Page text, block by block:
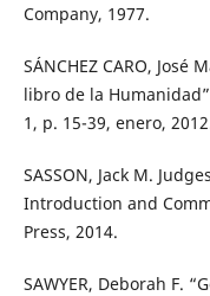
Company, 1977.
SÁNCHEZ CARO,
libro de la
1, p. 15-39, enero,
SASSON, Jack M.
Introduction and
Press, 2014.
SAWYER, Deborah F.